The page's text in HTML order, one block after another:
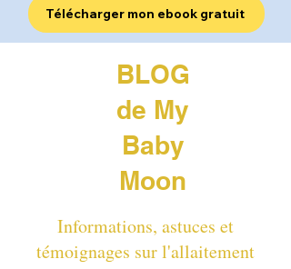
Télécharger mon ebook gratuit
BLOG
de My
Baby
Moon
Informations, astuces et
témoignages sur l'allaitement